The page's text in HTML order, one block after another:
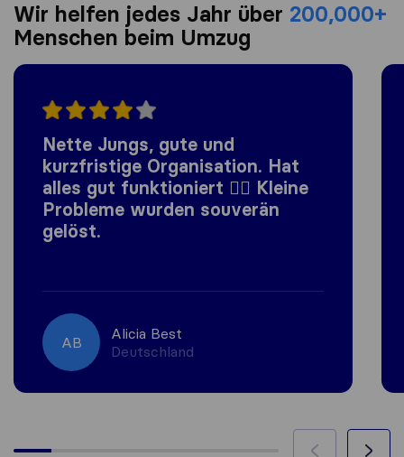
Wir helfen jedes Jahr über 200,000+
Menschen beim Umzug
Nette Jungs, gute und
kurzfristige Organisation. Hat
alles gut funktioniert 👍🏼 Kleine
Probleme wurden souverän
gelöst.
AB
Alicia Best
Deutschland